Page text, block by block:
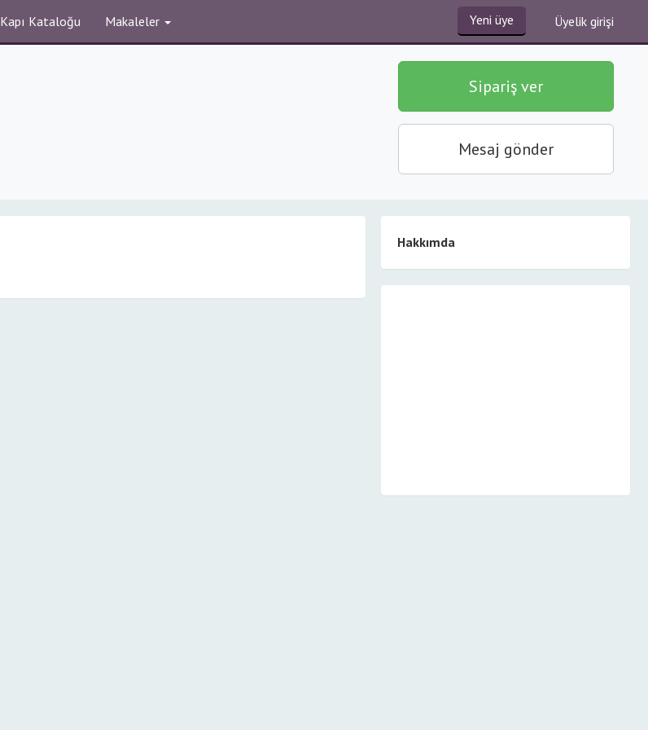
Kapı Kataloğu Makaleler Yeni üye Üyelik girişi
Sipariş ver
Mesaj gönder
Hakkımda